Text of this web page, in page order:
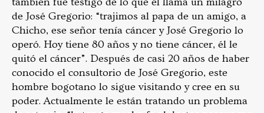
de José Gregorio: “trajimos al papa de un amigo, a
Chicho, ese señor tenía cáncer y José Gregorio lo
operó. Hoy tiene 80 años y no tiene cáncer, él le
quitó el cáncer”. Después de casi 20 años de haber
conocido el consultorio de José Gregorio, este
hombre bogotano lo sigue visitando y cree en su
poder. Actualmente le están tratando un problema